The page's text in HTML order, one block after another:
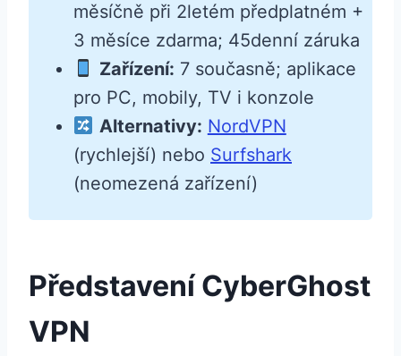
měsíčně při 2letém předplatném +
3 měsíce zdarma; 45denní záruka
Zařízení: 7 současně; aplikace
pro PC, mobily, TV i konzole
Alternativy: NordVPN
(rychlejší) nebo Surfshark
(neomezená zařízení)
Představení CyberGhost
VPN